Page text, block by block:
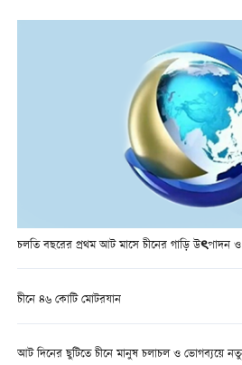
চলতি বছরের প্রথম আট মাসে চীনের গাড়ি উৎপাদন ও
চীনে ৪৬ কোটি মোটরযান
আট দিনের ছুটিতে চীনে মানুষ চলাচল ও ভোগব্যয়ে